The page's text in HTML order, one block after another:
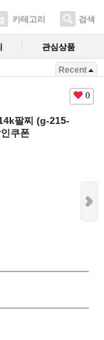
카테고리 검색
관심상품
Recent
0
팔찌 (g-215-
쿠폰